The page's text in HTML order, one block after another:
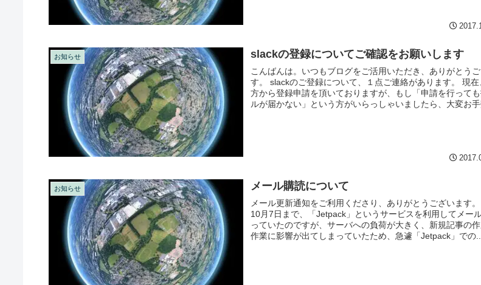
お知らせ slackの登録についてご確認をお願いします
こんばんは。いつもブログをご活用いただき、ありがとうご
す。 slackのご登録について、１点ご連絡があります。 現
方から登録申請を頂いておりますが、もし「申請を行って
ルが届かない」という方がいらっしゃいましたら、大変お
お知らせ メール購読について
メール更新通知をご利用くださり、ありがとうございます
10月7日まで、「Jetpack」というサービスを利用してメー
っていたのですが、サーバへの負荷が大きく、新規記事の
作業に影響が出てしまっていたため、急遽「Jetpack」での